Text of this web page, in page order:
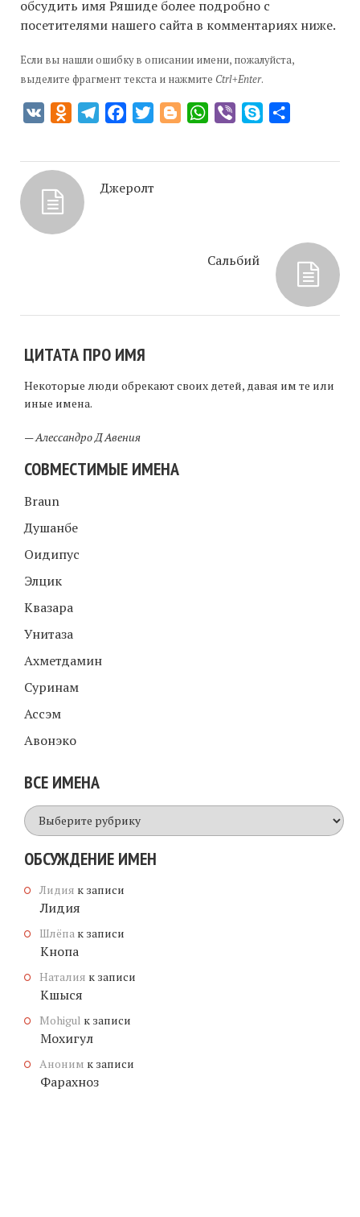
обсудить имя Ряшиде более подробно с
посетителями нашего сайта в комментариях ниже.
Если вы нашли ошибку в описании имени, пожалуйста,
выделите фрагмент текста и нажмите Ctrl+Enter.
VK Odnoklassniki
TelegramFacebookTwitterBloggerWhatsApp
Viber Skype
Джеролт
Сальбий
ЦИТАТА ПРО ИМЯ
Некоторые люди обрекают своих детей, давая им те или
иные имена.
—Алессандро Д Авения
СОВМЕСТИМЫЕ ИМЕНА
Braun
Душанбе
Оидипус
Элцик
Квазара
Унитаза
Ахметдамин
Суринам
Ассэм
Авонэко
ВСЕ ИМЕНА
Все
имена
ОБСУЖДЕНИЕ ИМЕН
Лидия к записи
Лидия
Шлёпа к записи
Кнопа
Наталия к записи
Кшыся
Mohigul к записи
Мохигул
Аноним к записи
Фарахноз